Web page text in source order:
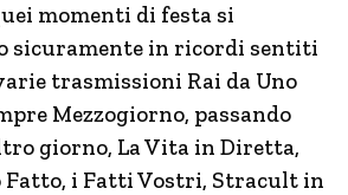
momenti di festa si
sicuramente in ricordi sentiti
trasmissioni Rai da Uno
Mezzogiorno, passando
giorno, La Vita in Diretta,
Fatto, i Fatti Vostri, Stracult in